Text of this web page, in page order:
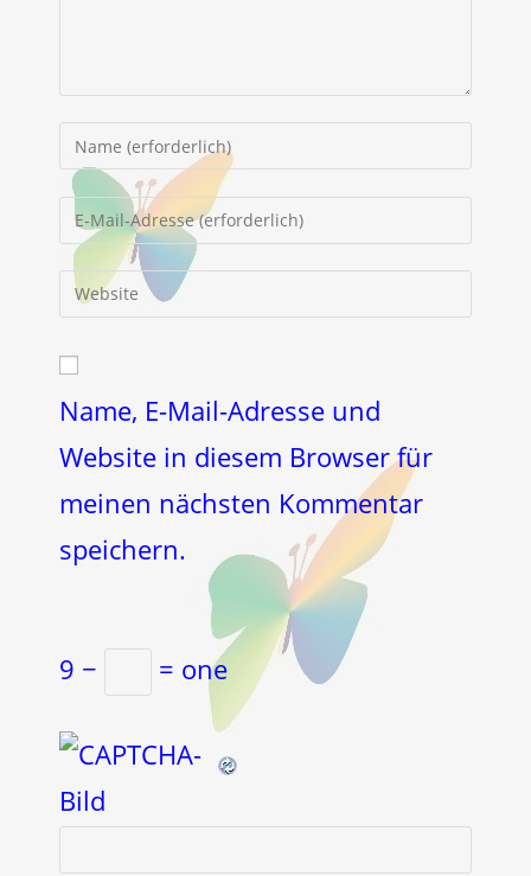
deinen
Namen
oder
Benutzernamen
zum
Kommentieren
deine
E-
Mail-
zum
ein
Gib
deine
URL
ein
(optional)
Name, E-Mail-Adresse und
Website in diesem Browser für
meinen nächsten Kommentar
speichern.
9 − = one